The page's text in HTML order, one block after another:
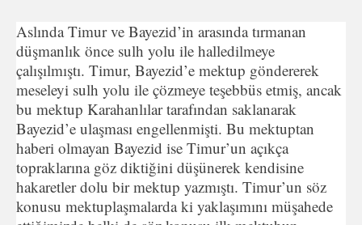
Aslında Timur ve Bayezid’in arasında tırmanan
düşmanlık önce sulh yolu ile halledilmeye
çalışılmıştı. Timur, Bayezid’e mektup göndererek
meseleyi sulh yolu ile çözmeye teşebbüs etmiş, ancak
bu mektup Karahanlılar tarafından saklanarak
Bayezid’e ulaşması engellenmişti. Bu mektuptan
haberi olmayan Bayezid ise Timur’un açıkça
topraklarına göz diktiğini düşünerek kendisine
hakaretler dolu bir mektup yazmıştı. Timur’un söz
konusu mektuplaşmalarda ki yaklaşımını müşahede